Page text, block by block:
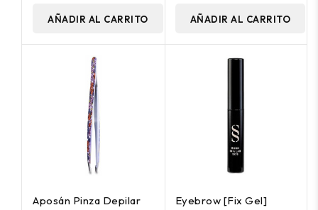
AÑADIR AL CARRITO AÑADIR AL CARRITO
Aposán Pinza Depilar
Eyebrow [Fix Gel]